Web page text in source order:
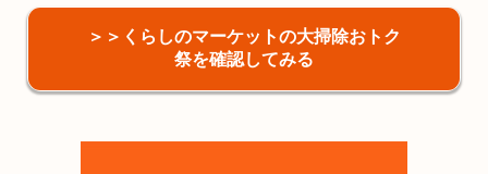
＞＞くらしのマーケットの大掃除おトク
祭を確認してみる